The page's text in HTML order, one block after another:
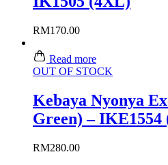
RM170.00
Read more
OUT OF STOCK
Kebaya Nyonya
Green) – IKE1554
RM280.00